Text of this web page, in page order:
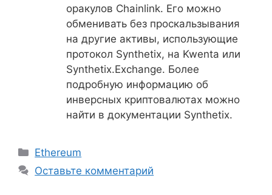
оракулов Chainlink. Его можно
обменивать без проскальзывания
на другие активы, использующие
протокол Synthetix, на Kwenta или
Synthetix.Exchange. Более
подробную информацию об
инверсных криптовалютах можно
найти в документации Synthetix.
Рубрики
Ethereum
Оставьте комментарий